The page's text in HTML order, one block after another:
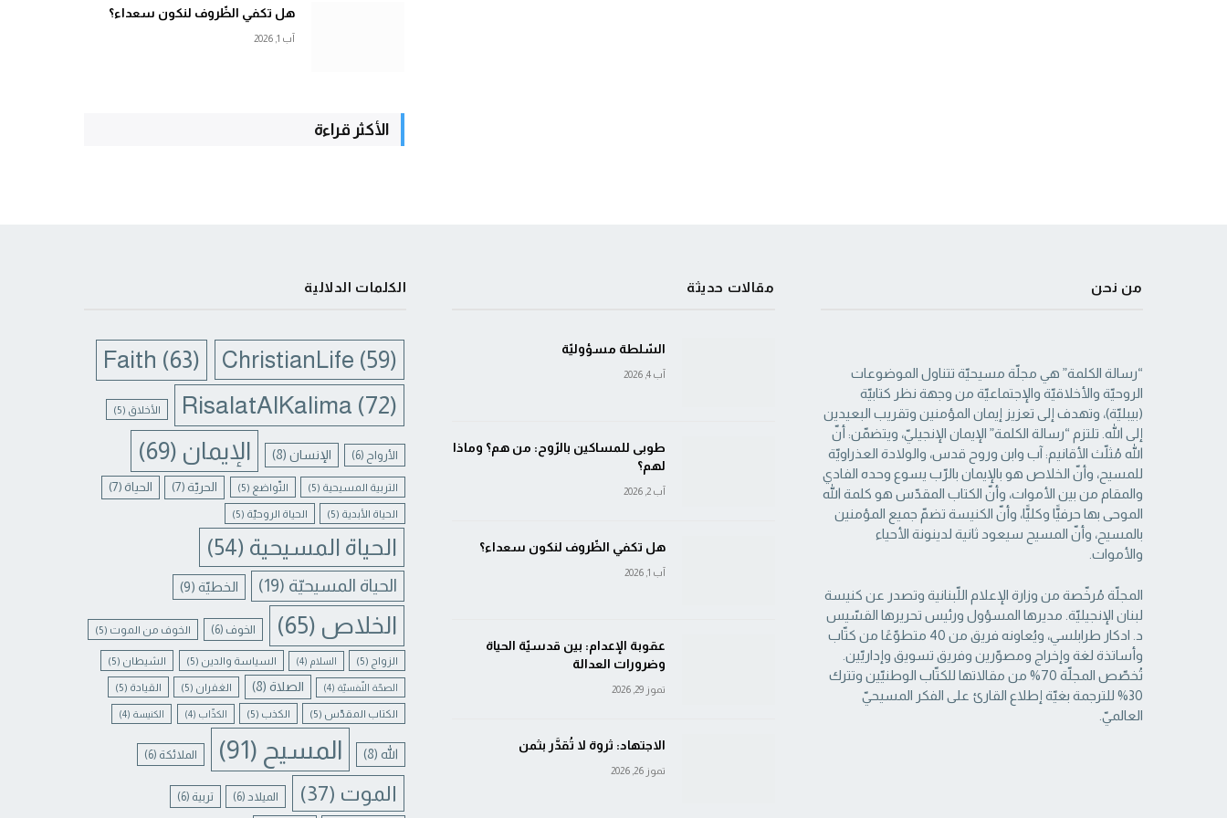
هل تكفي الظّروف لنكون سعداء؟
آب 1, 2026
الأكثر قراءة
من نحن
“رسالة الكلمة” هي مجلّة مسيحيّة تتناول الموضوعات
الروحيّة والأخلاقيّة والإجتماعيّة من ‏وجهة نظر كتابيّة
(بيبليّة)، وتهدف إلى تعزيز إيمان المؤمنين وتقريب البعيدين
إلى الله. تلتزم “رسالة ‏الكلمة” الإيمان الإنجيليّ، ويتضمّن: أنّ
الله مُثلّث الأقانيم: آب وابن وروح قدس، والولادة العذراويّة
‏للمسيح، وأنّ الخلاص هو بالإيمان بالرّب يسوع وحده الفادي
والمقام من بين الأموات، وأنّ الكتاب ‏المقدّس هو كلمة الله
الموحى بها حرفيًّا وكليًّا، وأنّ الكنيسة تضمّ جميع المؤمنين
بالمسيح، وأنّ المسيح ‏سيعود ثانية لدينونة الأحياء
والأموات. ‏
المجلّة مُرخّصة من وزارة الإعلام اللّبنانية وتصدر عن كنيسة
لبنان الإنجيليّة. مديرها المسؤول ‏ورئيس تحريرها القسّيس
د. ادكار طرابلسي، ويُعاونه فريق من 40 متطوّعًا من كتّاب
وأساتذة لغة ‏وإخراج ومصوّرين وفريق تسويق وإداريّين.
تُخصّص المجلّة 70% من مقالاتها للكتّاب الوطنيّين ‏وتترك
30% للترجمة بغيّة إطلاع القارئ على الفكر المسيحيّ
العالميّ.‏
مقالات حديثة
السّلطة مسؤوليّة
آب 4, 2026
طوبى للمساكين بالرّوح: من هم؟ وماذا
لهم؟
آب 2, 2026
هل تكفي الظّروف لنكون سعداء؟
آب 1, 2026
عقوبة الإعدام: بين قدسيّة الحياة
وضرورات العدالة
تموز 29, 2026
الاجتهاد: ثروة لا تُقدَّر بثمن
تموز 26, 2026
الكلمات الدلالية
ChristianLife (59)
Faith (63)
RisalatAlKalima (72) الأخلاق (5)
الأرواح (6) الإنسان(8) الإيمان (69)
التربية المسيحية (5) التّواضع (5) الحريّة (7) الحياة (7)
الحياة الأبدية (5) الحياة الروحيّة (5)
الحياة المسيحية (54)
الحياة المسيحيّة (19) الخطيّة(9)
الخلاص (65) الخوف (6) الخوف من الموت (5)
الزواج (5) السلام (4) السياسة والدين (5) الشيطان (5)
الصحّة النّفسيّة (4) الصلاة (8) الغفران (5) القيادة (5)
الكتاب المقدّس (5) الكذب (5) الكذّاب (4) الكنيسة (4)
الله (8) المسيح (91) الملائكة (6)
الموت (37) الميلاد (6) تربية (6)